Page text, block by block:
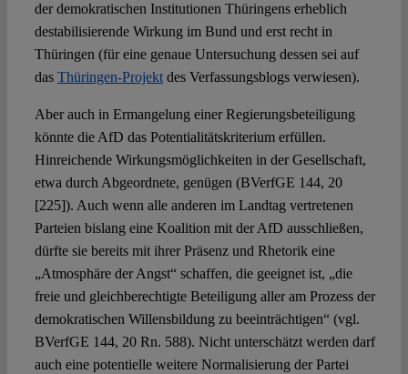
der demokratischen Institutionen Thüringens erheblich
destabilisierende Wirkung im Bund und erst recht in
Thüringen (für eine genaue Untersuchung dessen sei auf
das Thüringen-Projektdes Verfassungsblogs verwiesen).
Aber auch in Ermangelung einer Regierungsbeteiligung
könnte die AfD das Potentialitätskriterium erfüllen.
Hinreichende Wirkungsmöglichkeiten in der Gesellschaft,
etwa durch Abgeordnete, genügen (BVerfGE 144, 20
[225]). Auch wenn alle anderen im Landtag vertretenen
Parteien bislang eine Koalition mit der AfD ausschließen,
dürfte sie bereits mit ihrer Präsenz und Rhetorik eine
„Atmosphäre der Angst“ schaffen, die geeignet ist, „die
freie und gleichberechtigte Beteiligung aller am Prozess der
demokratischen Willensbildung zu beeinträchtigen“ (vgl.
BVerfGE 144, 20 Rn. 588). Nicht unterschätzt werden darf
auch eine potentielle weitere Normalisierung der Partei